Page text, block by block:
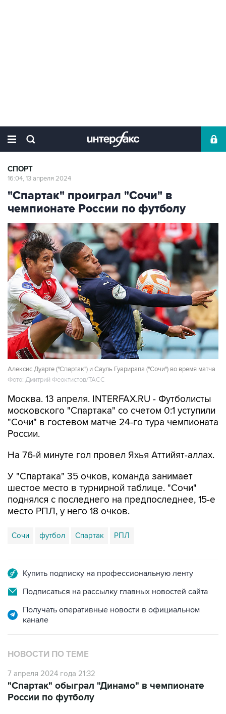
СПОРТ
16:04, 13 апреля 2024
"Спартак" проиграл "Сочи" в
чемпионате России по футболу
Алексис Дуарте ("Спартак") и Сауль Гуарирапа ("Сочи") во время матча
Фото: Дмитрий Феоктистов/ТАСС
Москва. 13 апреля. INTERFAX.RU - Футболисты
московского "Спартака" со счетом 0:1 уступили
"Сочи" в гостевом матче 24-го тура чемпионата
России.
На 76-й минуте гол провел Яхья Аттийят-аллах.
У "Спартака" 35 очков, команда занимает
шестое место в турнирной таблице. "Сочи"
поднялся с последнего на предпоследнее, 15-е
место РПЛ, у него 18 очков.
Сочи футбол Спартак РПЛ
Купить подписку на профессиональную ленту
Подписаться на рассылку главных новостей сайта
Получать оперативные новости в официальном
канале
НОВОСТИ ПО ТЕМЕ
7 апреля 2024 года 21:32
"Спартак" обыграл "Динамо" в чемпионате
России по футболу